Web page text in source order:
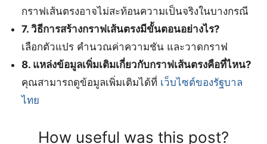
กราฟเส้นตรงอาจไม่สะท้อนความเป็นจริงในบางกรณี
7. วิธีการสร้างกราฟเส้นตรงมีขั้นตอนอย่างไร?
เลือกตัวแปร คำนวณค่าความชัน และวาดกราฟ
8. แหล่งข้อมูลเพิ่มเติมเกี่ยวกับกราฟเส้นตรงคือที่ไหน?
คุณสามารถดูข้อมูลเพิ่มเติมได้ที่ เว็บไซต์ของรัฐบาล
ไทย
How useful was this post?